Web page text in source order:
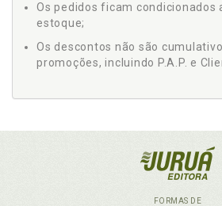
Os pedidos ficam condicionados
estoque;
Os descontos não são
promoções, incluindo P.A.P. e
FORMAS DE